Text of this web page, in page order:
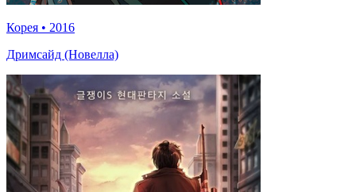
Корея • 2016
Дримсайд (Новелла)